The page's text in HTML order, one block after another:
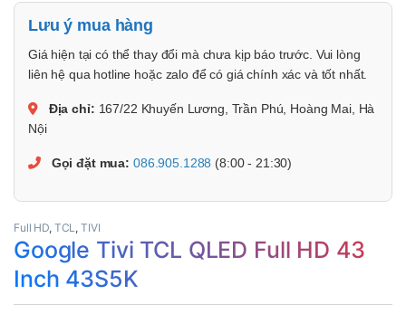
Lưu ý mua hàng
Giá hiện tại có thể thay đổi mà chưa kịp báo trước. Vui lòng
liên hệ qua hotline hoặc zalo để có giá chính xác và tốt nhất.
Địa chỉ: 167/22 Khuyến Lương, Trần Phú, Hoàng Mai, Hà
Nội
Gọi đặt mua: 086.905.1288 (8:00 - 21:30)
Full HD, TCL,TIVI
Google Tivi TCL QLED Full HD 43
Inch 43S5K